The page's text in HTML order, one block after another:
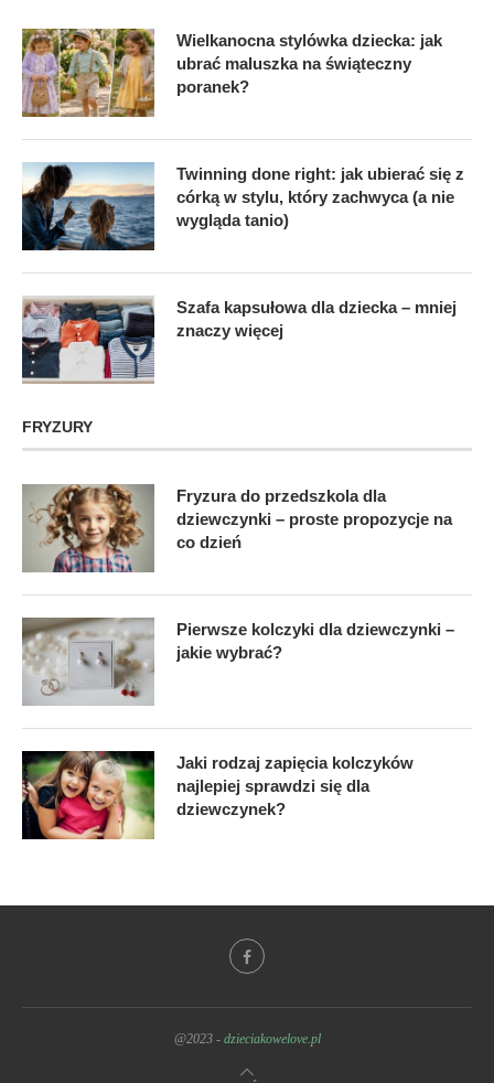
Wielkanocna stylówka dziecka: jak
ubrać maluszka na świąteczny
poranek?
Twinning done right: jak ubierać się z
córką w stylu, który zachwyca (a nie
wygląda tanio)
Szafa kapsułowa dla dziecka – mniej
znaczy więcej
FRYZURY
Fryzura do przedszkola dla
dziewczynki – proste propozycje na
co dzień
Pierwsze kolczyki dla dziewczynki –
jakie wybrać?
Jaki rodzaj zapięcia kolczyków
najlepiej sprawdzi się dla
dziewczynek?
@2023 - dzieciakowelove.pl